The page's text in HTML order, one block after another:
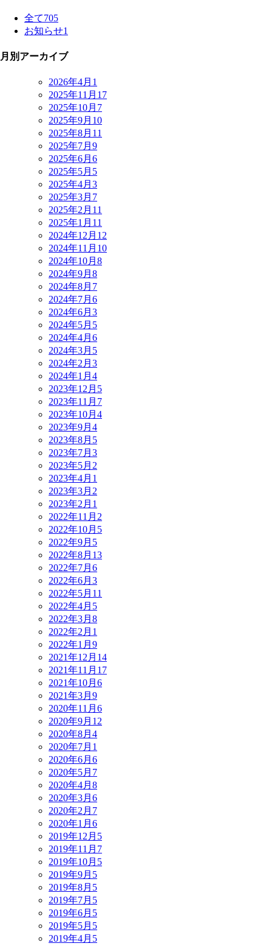
全て705
お知らせ1
月別アーカイブ
2026年4月 1
2025年11月 17
2025年10月 7
2025年9月 10
2025年8月 11
2025年7月 9
2025年6月 6
2025年5月 5
2025年4月 3
2025年3月 7
2025年2月 11
2025年1月 11
2024年12月 12
2024年11月 10
2024年10月 8
2024年9月 8
2024年8月 7
2024年7月 6
2024年6月 3
2024年5月 5
2024年4月 6
2024年3月 5
2024年2月 3
2024年1月 4
2023年12月 5
2023年11月 7
2023年10月 4
2023年9月 4
2023年8月 5
2023年7月 3
2023年5月 2
2023年4月 1
2023年3月 2
2023年2月 1
2022年11月 2
2022年10月 5
2022年9月 5
2022年8月 13
2022年7月 6
2022年6月 3
2022年5月 11
2022年4月 5
2022年3月 8
2022年2月 1
2022年1月 9
2021年12月 14
2021年11月 17
2021年10月 6
2021年3月 9
2020年11月 6
2020年9月 12
2020年8月 4
2020年7月 1
2020年6月 6
2020年5月 7
2020年4月 8
2020年3月 6
2020年2月 7
2020年1月 6
2019年12月 5
2019年11月 7
2019年10月 5
2019年9月 5
2019年8月 5
2019年7月 5
2019年6月 5
2019年5月 5
2019年4月 5